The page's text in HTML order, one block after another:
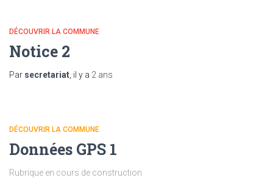
DÉCOUVRIR LA COMMUNE
Notice 2
Par secretariat , il y a 2 ans
DÉCOUVRIR LA COMMUNE
Données GPS 1
Rubrique en cours de construction